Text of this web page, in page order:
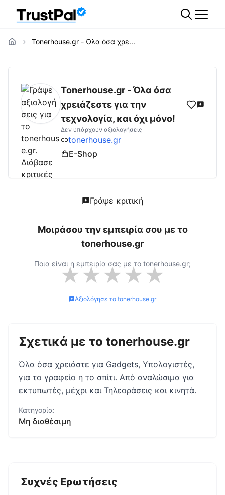
Tonerhouse.gr - Όλα όσα χρε...
tonerhouse.gr Αξιολογήσεις | Δες
Tonerhouse.gr - Όλα όσα
χρειάζεστε για την
τεχνολογία, και όχι μόνο!
Δεν υπάρχουν αξιολογήσεις
tonerhouse.gr
E-Shop
Γράψε κριτική
Μοιράσου την εμπειρία σου με το
tonerhouse.gr
Ποια είναι η εμπειρία σας με το tonerhouse.gr;
★★★★★
Αξιολόγησε το tonerhouse.gr
Σχετικά με το tonerhouse.gr
Όλα όσα χρειάστε για Gadgets, Υπολογιστές,
για το γραφείο η το σπίτι. Από αναλώσιμα για
εκτυπωτές, μέχρι και Τηλεοράσεις και κινητά.
Κατηγορία:
Μη διαθέσιμη
Συχνές Ερωτήσεις